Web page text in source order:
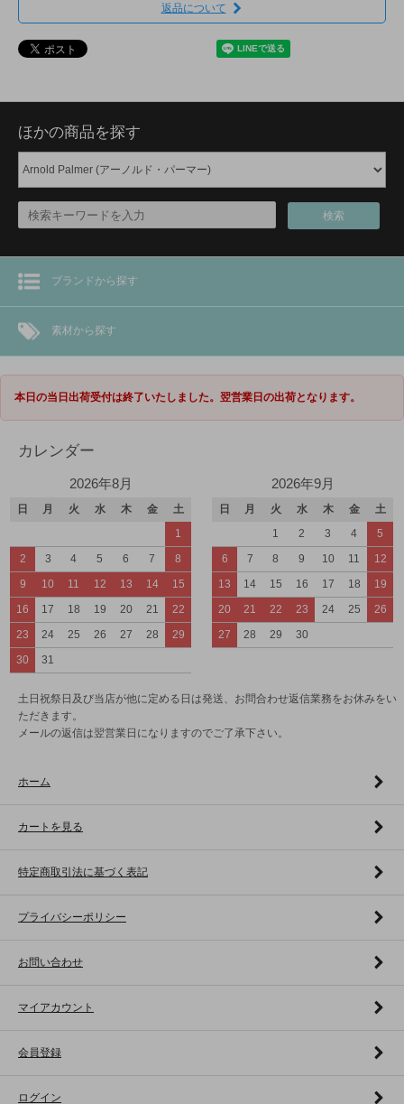
返品について
ほかの商品を探す
検索
ブランドから探す
素材から探す
本日の当日出荷受付は終了いたしました。翌営業日の出荷となります。
カレンダー
2026年8月
日 月 火 水 木 金
土
1
2
3 4 5 6 7
8
9
10 11 12 13 14
15
16
17 18 19 20 21
22
23
24 25 26 27 28
29
30
31
2026年9月
日 月 火 水 木 金
土
1
2 3 4
5
6
7 8 9 10 11
12
13
14 15 16 17 18
19
20
21 22 23 24 25
26
27
28 29 30
土日祝祭日及び当店が他に定める日は発送、お問合わせ返信業務をお休みをい
ただきます。
メールの返信は翌営業日になりますのでご了承下さい。
ホーム
カートを見る
特定商取引法に基づく表記
プライバシーポリシー
お問い合わせ
マイアカウント
会員登録
ログイン